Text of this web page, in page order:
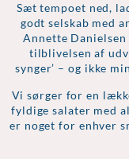
Sæt tempoet ned,
godt selskab med
Annette
tilblivelsen af
synger’ – og ikke
Vi sørger for en
fyldige salater med
er noget for enhver